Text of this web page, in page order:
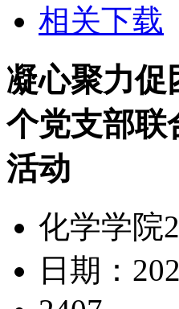
相关下载
凝心聚力
个党支部联
活动
化学学院
日期：